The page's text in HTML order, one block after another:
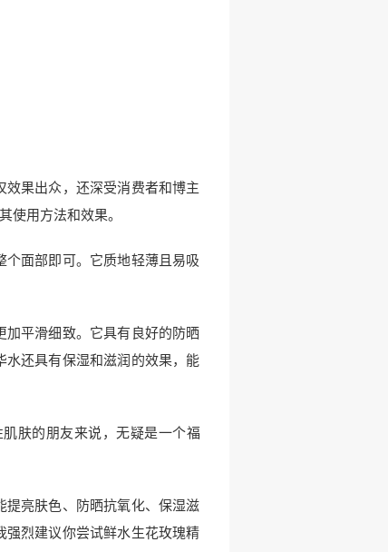
果出众，还深受消费者和博主
使用方法和效果。
面部即可。它质地轻薄且易吸
平滑细致。它具有良好的防晒
还具有保湿和滋润的效果，能
肤的朋友来说，无疑是一个福
亮肤色、防晒抗氧化、保湿滋
烈建议你尝试鲜水生花玫瑰精